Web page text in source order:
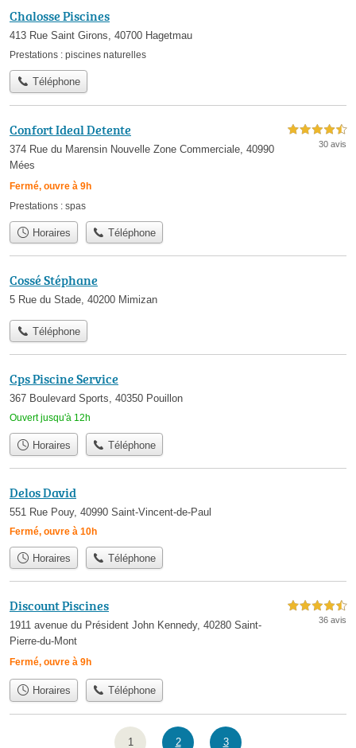
Chalosse Piscines
413 Rue Saint Girons, 40700 Hagetmau
Prestations : piscines naturelles
Téléphone
Confort Ideal Detente
374 Rue du Marensin Nouvelle Zone Commerciale, 40990
Mées
Fermé, ouvre à 9h
4,5 étoiles sur 5
30 avis
Prestations : spas
Horaires Téléphone
Cossé Stéphane
5 Rue du Stade, 40200 Mimizan
Téléphone
Cps Piscine Service
367 Boulevard Sports, 40350 Pouillon
Ouvert jusqu'à 12h
Horaires Téléphone
Delos David
551 Rue Pouy, 40990 Saint-Vincent-de-Paul
Fermé, ouvre à 10h
Horaires Téléphone
Discount Piscines
1911 avenue du Président John Kennedy, 40280 Saint-
Pierre-du-Mont
Fermé, ouvre à 9h
4,5 étoiles sur 5
36 avis
Horaires Téléphone
1 2 3